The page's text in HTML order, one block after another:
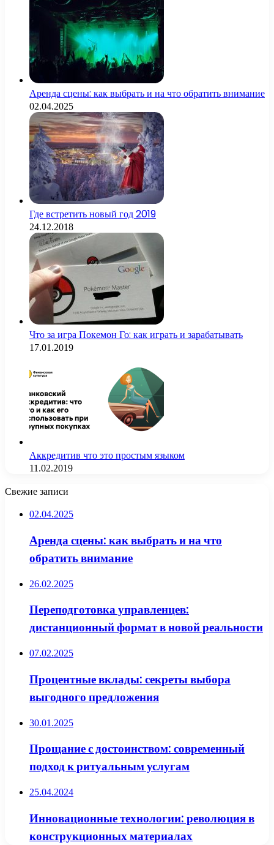
Аренда сцены: как выбрать и на что обратить внимание
02.04.2025
Где встретить новый год 2019
24.12.2018
Что за игра Покемон Го: как играть и зарабатывать
17.01.2019
Аккредитив что это простым языком
11.02.2019
Свежие записи
02.04.2025
Аренда сцены: как выбрать и на что
обратить внимание
26.02.2025
Переподготовка управленцев:
дистанционный формат в новой реальности
07.02.2025
Процентные вклады: секреты выбора
выгодного предложения
30.01.2025
Прощание с достоинством: современный
подход к ритуальным услугам
25.04.2024
Инновационные технологии: революция в
конструкционных материалах